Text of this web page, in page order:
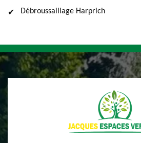
Débroussaillage Harprich